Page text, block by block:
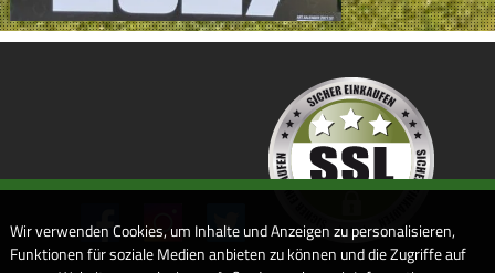
Wir verwenden Cookies, um Inhalte und Anzeigen zu personalisieren,
Funktionen für soziale Medien anbieten zu können und die Zugriffe auf